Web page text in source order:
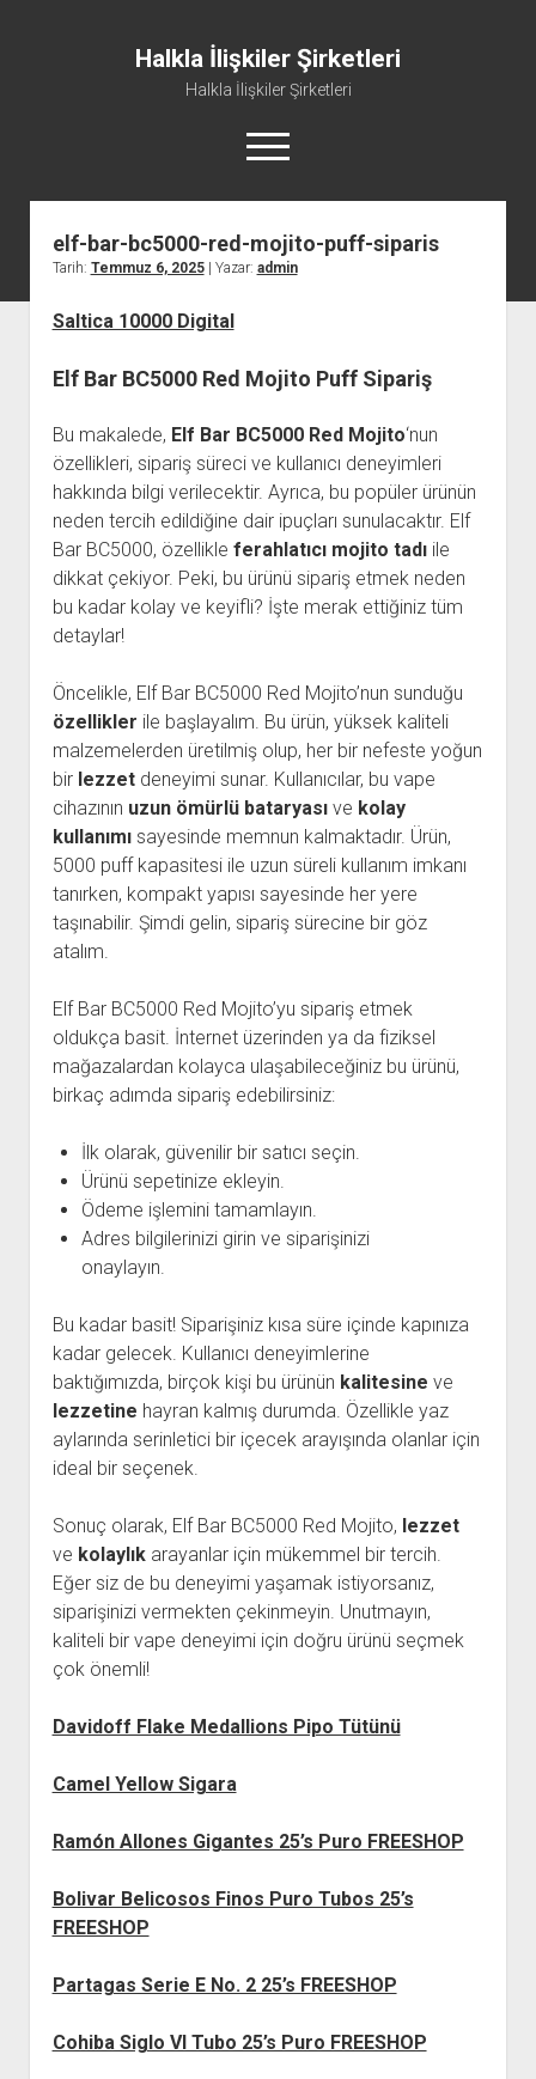
Halkla İlişkiler Şirketleri
Halkla İlişkiler Şirketleri
menüyü
aç
elf-bar-bc5000-red-mojito-puff-siparis
Tarih: Temmuz 6, 2025| Yazar: admin
Saltica 10000 Digital
Elf Bar BC5000 Red Mojito Puff Sipariş
Bu makalede, Elf Bar BC5000 Red Mojito‘nun
özellikleri, sipariş süreci ve kullanıcı deneyimleri
hakkında bilgi verilecektir. Ayrıca, bu popüler ürünün
neden tercih edildiğine dair ipuçları sunulacaktır. Elf
Bar BC5000, özellikle ferahlatıcı mojito tadıile
dikkat çekiyor. Peki, bu ürünü sipariş etmek neden
bu kadar kolay ve keyifli? İşte merak ettiğiniz tüm
detaylar!
Öncelikle, Elf Bar BC5000 Red Mojito’nun sunduğu
özellikler ile başlayalım. Bu ürün, yüksek kaliteli
malzemelerden üretilmiş olup, her bir nefeste yoğun
bir lezzetdeneyimi sunar. Kullanıcılar, bu vape
cihazının uzun ömürlü bataryasıve kolay
kullanımısayesinde memnun kalmaktadır. Ürün,
5000 puff kapasitesi ile uzun süreli kullanım imkanı
tanırken, kompakt yapısı sayesinde her yere
taşınabilir. Şimdi gelin, sipariş sürecine bir göz
atalım.
Elf Bar BC5000 Red Mojito’yu sipariş etmek
oldukça basit. İnternet üzerinden ya da fiziksel
mağazalardan kolayca ulaşabileceğiniz bu ürünü,
birkaç adımda sipariş edebilirsiniz:
İlk olarak, güvenilir bir satıcı seçin.
Ürünü sepetinize ekleyin.
Ödeme işlemini tamamlayın.
Adres bilgilerinizi girin ve siparişinizi
onaylayın.
Bu kadar basit! Siparişiniz kısa süre içinde kapınıza
kadar gelecek. Kullanıcı deneyimlerine
baktığımızda, birçok kişi bu ürünün kalitesine ve
lezzetine hayran kalmış durumda. Özellikle yaz
aylarında serinletici bir içecek arayışında olanlar için
ideal bir seçenek.
Sonuç olarak, Elf Bar BC5000 Red Mojito, lezzet
ve kolaylıkarayanlar için mükemmel bir tercih.
Eğer siz de bu deneyimi yaşamak istiyorsanız,
siparişinizi vermekten çekinmeyin. Unutmayın,
kaliteli bir vape deneyimi için doğru ürünü seçmek
çok önemli!
Davidoff Flake Medallions Pipo Tütünü
Camel Yellow Sigara
Ramón Allones Gigantes 25’s Puro FREESHOP
Bolivar Belicosos Finos Puro Tubos 25’s
FREESHOP
Partagas Serie E No. 2 25’s FREESHOP
Cohiba Siglo VI Tubo 25’s Puro FREESHOP